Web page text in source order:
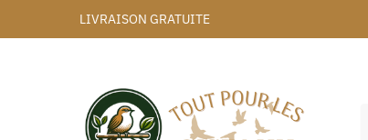
LIVRAISON GRATUITE